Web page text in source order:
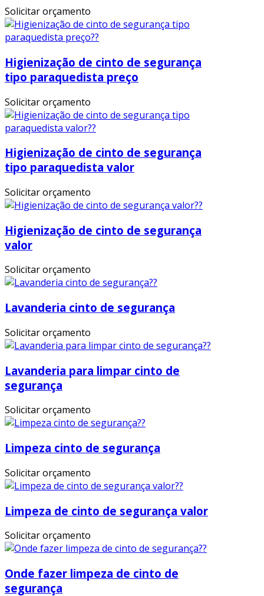
Solicitar orçamento
Higienização de cinto de segurança
tipo paraquedista preço
Solicitar orçamento
Higienização de cinto de segurança
tipo paraquedista valor
Solicitar orçamento
Higienização de cinto de segurança
valor
Solicitar orçamento
Lavanderia cinto de segurança
Solicitar orçamento
Lavanderia para limpar cinto de
segurança
Solicitar orçamento
Limpeza cinto de segurança
Solicitar orçamento
Limpeza de cinto de segurança valor
Solicitar orçamento
Onde fazer limpeza de cinto de
segurança